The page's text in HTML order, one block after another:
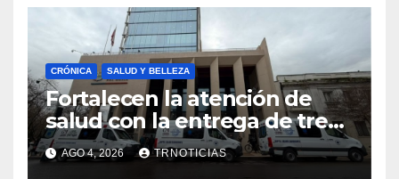
CRÓNICA SALUD Y BELLEZA
Fortalecen la atención de
salud con la entrega de tres
nuevas ambulancias para
Cauquenes y Sagrada Familia
AGO 4, 2026 TRNOTICIAS